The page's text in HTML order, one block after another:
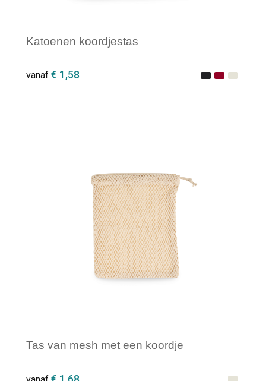
Katoenen koordjestas
vanaf € 1,58
Tas van mesh met een koordje